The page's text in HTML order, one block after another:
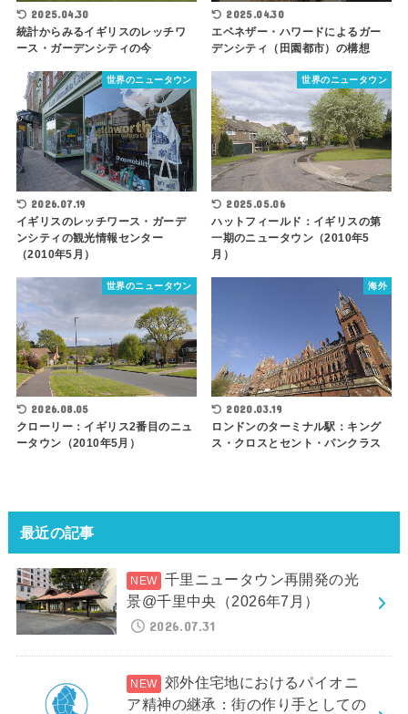
2025.04.30
統計からみるイギリスのレッチワ
ース・ガーデンシティの今
2025.04.30
エベネザー・ハワードによるガー
デンシティ（田園都市）の構想
世界のニュータウン
2026.07.19
イギリスのレッチワース・ガーデ
ンシティの観光情報センター
（2010年5月）
世界のニュータウン
2025.05.06
ハットフィールド：イギリスの第
一期のニュータウン（2010年5
月）
世界のニュータウン
2026.08.05
クローリー：イギリス2番目のニュ
ータウン（2010年5月）
海外
2020.03.19
ロンドンのターミナル駅：キング
ス・クロスとセント・パンクラス
最近の記事
千里ニュータウン再開発の光
景@千里中央（2026年7月）
2026.07.31
郊外住宅地におけるパイオニ
ア精神の継承：街の作り手としての